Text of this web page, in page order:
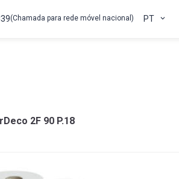
(Chamada para rede móvel nacional) PT
2F 90 P.18